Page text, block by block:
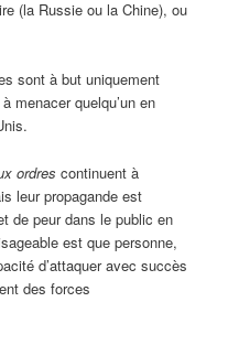
(la Russie ou la Chine), ou
sont à but uniquement
menacer quelqu’un en
ordres continuent à
leur propagande est
de peur dans le public en
est que personne,
d’attaquer avec succès
des forces